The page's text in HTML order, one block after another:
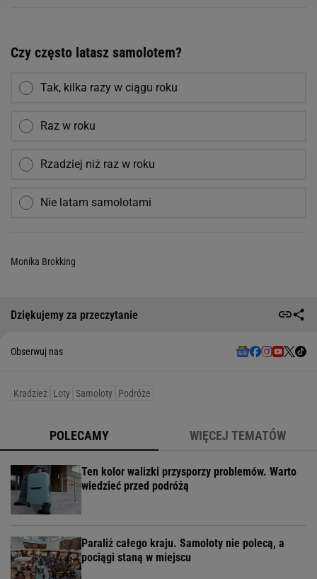
Czy często latasz samolotem?
Tak, kilka razy w ciągu roku
Raz w roku
Rzadziej niż raz w roku
Nie latam samolotami
Monika Brokking
Dziękujemy za przeczytanie
Obserwuj nas
Kradzież Loty Samoloty Podróże
POLECAMY WIĘCEJ TEMATÓW
Ten kolor walizki przysporzy problemów. Warto
wiedzieć przed podróżą
Paraliż całego kraju. Samoloty nie polecą, a
pociągi staną w miejscu